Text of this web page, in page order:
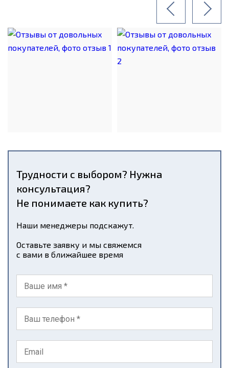
Трудности с выбором? Нужна
консультация?
Не понимаете как купить?
Наши менеджеры подскажут.
Оставьте заявку и мы свяжемся
с вами в ближайшее время